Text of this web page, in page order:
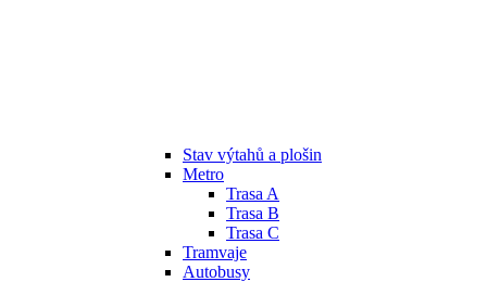
Stav výtahů a plošin
Metro
Trasa A
Trasa B
Trasa C
Tramvaje
Autobusy